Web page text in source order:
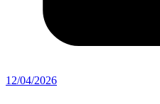
12/04/2026